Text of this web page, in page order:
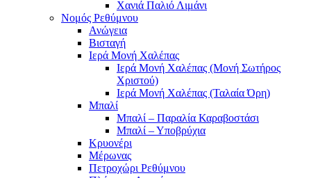
Χανιά Παλιό Λιμάνι
Νομός Ρεθύμνου
Ανώγεια
Βισταγή
Ιερά Μονή Χαλέπας
Ιερά Μονή Χαλέπας (Μονή Σωτήρος
Χριστού)
Ιερά Μονή Χαλέπας (Ταλαία Όρη)
Μπαλί
Μπαλί – Παραλία Καραβοστάσι
Μπαλί – Υποβρύχια
Κρυονέρι
Μέρωνας
Πετροχώρι Ρεθύμνου